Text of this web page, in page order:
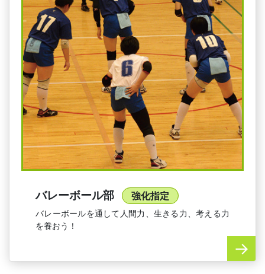
バレーボール部 強化指定
バレーボールを通して人間力、生きる力、考える力
を養おう！